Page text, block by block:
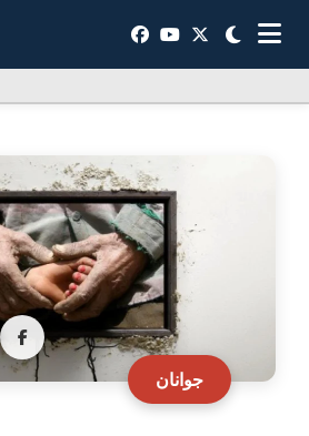
جوانان